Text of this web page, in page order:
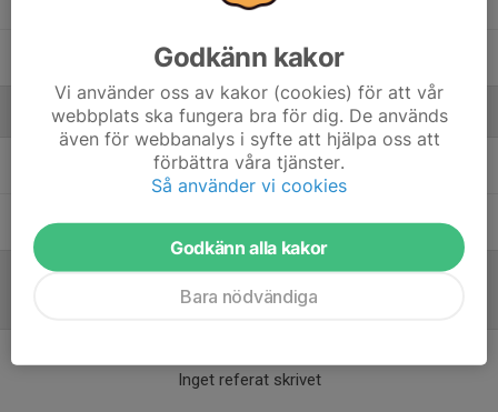
Ledare
Ahmad Sajad KamjoTränare
Lennart AdolphiLagledare
Inget referat skrivet
Godkänn kakor
Vi använder oss av kakor (cookies) för att vår
webbplats ska fungera bra för dig. De används
även för webbanalys i syfte att hjälpa oss att
förbättra våra tjänster.
Så använder vi cookies
Godkänn alla kakor
Bara nödvändiga